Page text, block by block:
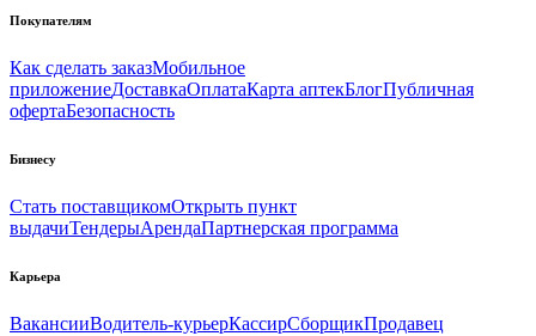
Покупателям
Как сделать заказМобильное
приложениеДоставкаОплатаКарта аптекБлогПубличная
офертаБезопасность
Бизнесу
Стать поставщикомОткрыть пункт
выдачиТендерыАрендаПартнерская программа
Карьера
ВакансииВодитель-курьерКассирСборщикПродавец